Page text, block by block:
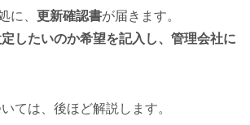
に、 更新確認書が届きます。
したいのか希望を記入し、管理会社に
ては、後ほど解説します。